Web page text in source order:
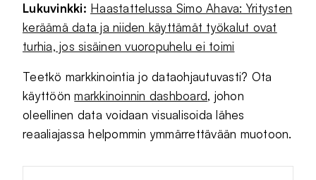
Lukuvinkki: Haastattelussa Simo Ahava: Yritysten
keräämä data ja niiden käyttämät työkalut ovat
turhia, jos sisäinen vuoropuhelu ei toimi
Teetkö markkinointia jo dataohjautuvasti? Ota
käyttöönmarkkinoinnin dashboard, johon
oleellinen data voidaan visualisoida lähes
reaaliajassa helpommin ymmärrettävään muotoon.